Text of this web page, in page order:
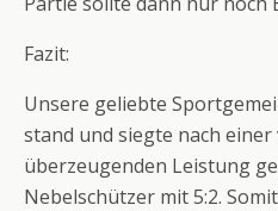
Fazit:
Unsere geliebte
stand und siegte nach
überzeugenden Leistung
Nebelschützer mit 5:2.